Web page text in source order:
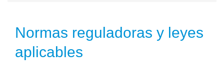
Normas reguladoras y leyes
aplicables